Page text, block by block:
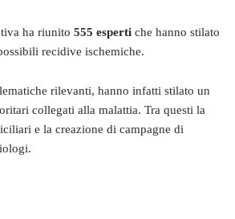
ha riunito 555 esperti che hanno stilato
recidive ischemiche.
rilevanti, hanno infatti stilato un
collegati alla malattia. Tra questi la
e la creazione di campagne di